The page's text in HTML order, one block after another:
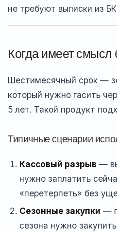
не требуют выписки из
Когда имеет смысл
Шестимесячный срок —
который нужно гасить
5 лет. Такой продукт
Типичные сценарии
Кассовый разрыв —
нужно заплатить
«перетерпеть» без
Сезонные закупки —
сезона нужно